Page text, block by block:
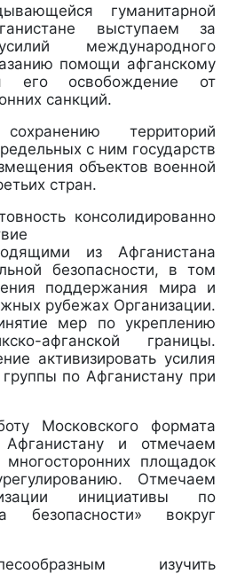
гуманитарной
выступаем за
международного
помощи афганскому
его освобождение от
санкций.
территорий
с ним государств
объектов военной
стран.
консолидированно
из Афганистана
безопасности, в том
поддержания мира и
рубежах Организации.
мер по укреплению
афганской границы.
активизировать усилия
по Афганистану при
Московского формата
Афганистану и отмечаем
многосторонних площадок
Отмечаем
инициативы по
безопасности» вокруг
изучить